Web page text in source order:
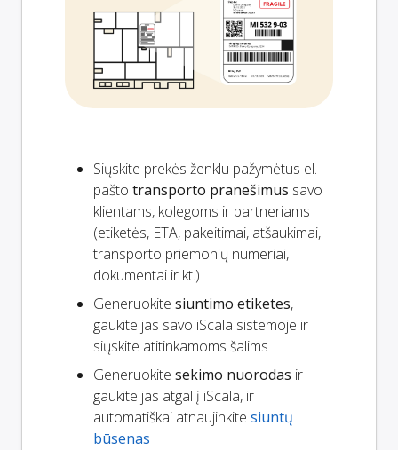
Siųskite prekės ženklu pažymėtus el.
pašto transporto pranešimus savo
klientams, kolegoms ir partneriams
(etiketės, ETA, pakeitimai, atšaukimai,
transporto priemonių numeriai,
dokumentai ir kt.)
Generuokite siuntimo etiketes,
gaukite jas savo iScala sistemoje ir
siųskite atitinkamoms šalims
Generuokite sekimo nuorodas ir
gaukite jas atgal į iScala, ir
automatiškai atnaujinkite siuntų
būsenas